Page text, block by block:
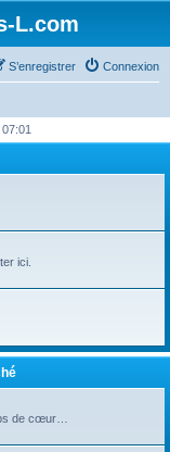
L.com
Connexion
S’enregistrer
ici.
de cœur…